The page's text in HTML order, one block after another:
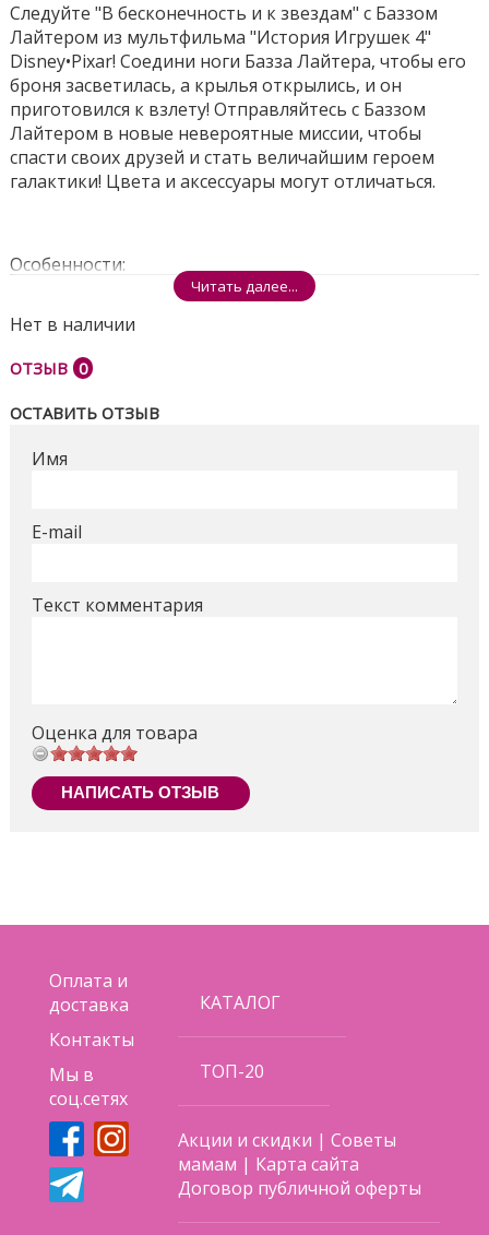
Следуйте "В бесконечность и к звездам" с Баззом
Лайтером из мультфильма "История Игрушек 4"
Disney•Pixar! Соедини ноги Базза Лайтера, чтобы его
броня засветилась, а крылья открылись, и он
приготовился к взлету! Отправляйтесь с Баззом
Лайтером в новые невероятные миссии, чтобы
спасти своих друзей и стать величайшим героем
галактики! Цвета и аксессуары могут отличаться.
Особенности:
"История Игрушек 4" Disney•Pixar со световыми
При нажатии на фигурку светится броня и
Фигурка воссоздана до мельчайших деталей.
Поделиться
Читать далее...
Нет в наличии
ОТЗЫВ 0
ОСТАВИТЬ ОТЗЫВ
Имя
E-mail
Текст комментария
Оценка для товара
НАПИСАТЬ ОТЗЫВ
Оплата и
доставка
Контакты
Мы в
соц.сетях
КАТАЛОГ
ТОП-20
Акции и скидки |Советы
мамам | Карта сайта
Договор публичной оферты